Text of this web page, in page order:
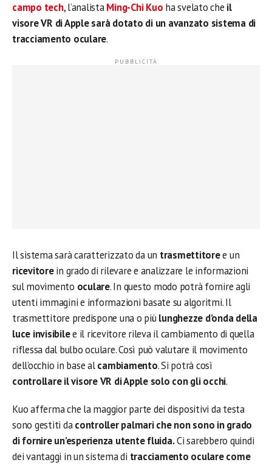
campo tech, l’analistaMing-Chi Kuo ha svelato che il
visore VR di Apple sarà dotato di un avanzato sistema di
tracciamento oculare.
Il sistema sarà caratterizzato da un trasmettitoree un
ricevitorein grado di rilevare e analizzare le informazioni
sul movimento oculare. In questo modo potrà fornire agli
utenti immagini e informazioni basate su algoritmi. Il
trasmettitore predispone una o piùlunghezze d’onda della
luce invisibilee il ricevitore rileva il cambiamento di quella
riflessa dal bulbo oculare. Così può valutare il movimento
dell’occhio in base alcambiamento. Si potrà così
controllare il visore VR di Apple solo con gli occhi.
Kuo afferma che la maggior parte dei dispositivi da testa
sono gestiti dacontroller palmari che non sono in grado
di fornire un’esperienza utente fluida.Ci sarebbero quindi
dei vantaggi in un sistema di tracciamento oculare come